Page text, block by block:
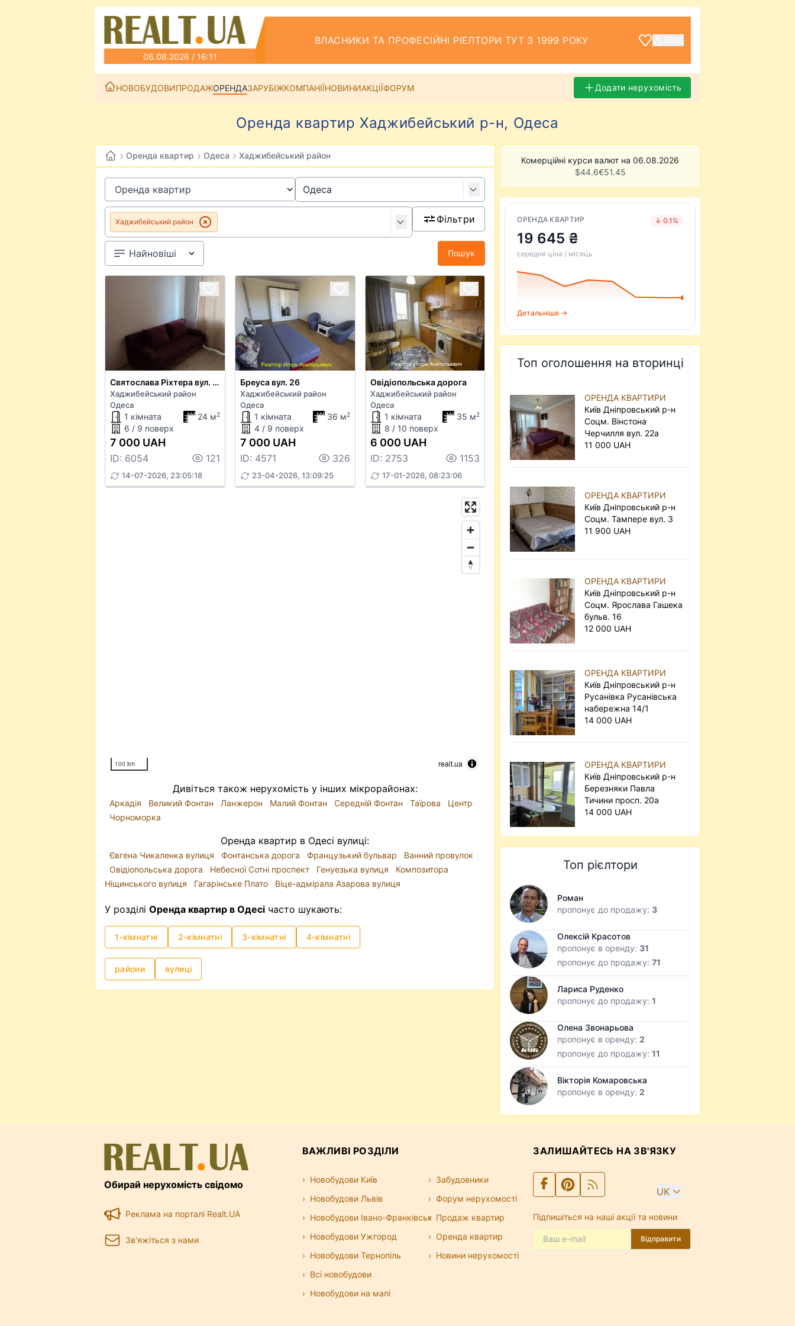
06.08.2026 / 16:11
ВЛАСНИКИ ТА ПРОФЕСІЙНІ РІЕЛТОРИ ТУТ З 1999 РОКУ
НОВОБУДОВИПРОДАЖОРЕНДАЗАРУБІЖКОМПАНІЇНОВИНИАКЦІЇФОРУМ Додати нерухомість
Оренда квартир Хаджибейський р-н, Одеса
› Оренда квартир › Одеса › Хаджибейський район
Хаджибейський район Фільтри
Пошук
Святослава Ріхтера вул. 134
Хаджибейський район
Одеса
1 кімната 24 м2
6 / 9 поверх
7 000 UAH
ID: 6054 121
14-07-2026, 23:05:18
Бреуса вул. 26
Хаджибейський район
Одеса
1 кімната 36 м2
4 / 9 поверх
7 000 UAH
ID: 4571 326
23-04-2026, 13:09:25
Овідіопольська дорога
Хаджибейський район
Одеса
1 кімната 35 м2
8 / 10 поверх
6 000 UAH
ID: 2753 1153
17-01-2026, 08:23:06
100 km realt.ua
Дивіться також нерухомість у інших мікрорайонах:
Аркадія Великий Фонтан Ланжерон Малий Фонтан Середній Фонтан Таїрова
Центр
Чорноморка
Оренда квартир в Одесі вулиці:
Євгена Чикаленка вулиця Фонтанська дорога Французький бульвар
Ванний провулок
Овідіопольська дорога
Небесної Сотні проспект Генуезька вулиця
Композитора
Ніщинського вулиця
Гагарінське Плато Віце-адмірала Азарова вулиця
У розділі Оренда квартир в Одесі часто шукають:
1-кімнатні 2-кімнатні 3-кімнатні 4-кімнатні
райони вулиці
Комерційні курси валют на 06.08.2026
$44.6€51.45
ОРЕНДА КВАРТИР ↓ 0.1%
19 645 ₴
середня ціна / місяць
Детальніше →
Топ оголошення на вторинці
ОРЕНДА КВАРТИРИ
Київ Дніпровський р-н
Соцм. Вінстона
Черчилля вул. 22а
11 000 UAH
ОРЕНДА КВАРТИРИ
Київ Дніпровський р-н
Соцм. Тампере вул. 3
11 900 UAH
ОРЕНДА КВАРТИРИ
Київ Дніпровський р-н
Соцм. Ярослава Гашека
бульв. 16
12 000 UAH
ОРЕНДА КВАРТИРИ
Київ Дніпровський р-н
Русанівка Русанівська
набережна 14/1
14 000 UAH
ОРЕНДА КВАРТИРИ
Київ Дніпровський р-н
Березняки Павла
Тичини просп. 20а
14 000 UAH
Топ рієлтори
Роман
пропонує до продажу: 3
Олексій Красотов
пропонує в оренду: 31
пропонує до продажу:71
Лариса Руденко
пропонує до продажу:1
Олена Звонарьова
пропонує в оренду:2
пропонує до продажу:11
Вікторія Комаровська
пропонує в оренду:2
Обирай нерухомість свідомо
Реклама на порталі Realt.UA
Зв'яжіться з нами
ВАЖЛИВІ РОЗДІЛИ
Новобудови Київ
Новобудови Львів
Новобудови Івано-Франківськ
Новобудови Ужгород
Новобудови Тернопіль
Всі новобудови
Новобудови на мапі
Забудовники
Форум нерухомості
Продаж квартир
Оренда квартир
Новини нерухомості
ЗАЛИШАЙТЕСЬ НА ЗВ'ЯЗКУ
UK
Підпишіться на наші акції та новини
Відправити